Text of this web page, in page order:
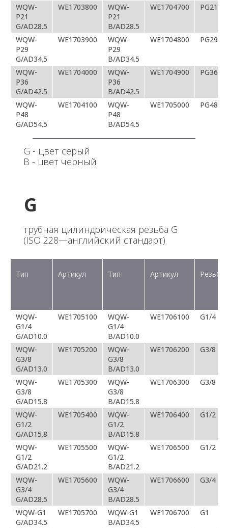
WQW-
P21
G/AD28.5
WE1703800
WQW-
P21
B/AD28.5
WE1704700 PG21
WQW-
P29
G/AD34.5
WE1703900
WQW-
P29
B/AD34.5
WE1704800 PG29
WQW-
P36
G/AD42.5
WE1704000
WQW-
P36
B/AD42.5
WE1704900 PG36
WQW-
P48
G/AD54.5
WE1704100
WQW-
P48
B/AD54.5
WE1705000 PG48
G
трубная цилиндрическая резьба G
(ISO 228—английский стандарт)
G - цвет серый
В - цвет черный
Тип Артикул Тип Артикул Резьба
WQW-
G1/4
G/AD10.0
WE1705100
WQW-
G1/4
B/AD10.0
WE1706100 G1/4
WQW-
G3/8
G/AD13.0
WE1705200
WQW-
G3/8
B/AD13.0
WE1706200 G3/8
WQW-
G3/8
G/AD15.8
WE1705300
WQW-
G3/8
B/AD15.8
WE1706300 G3/8
WQW-
G1/2
G/AD15.8
WE1705400
WQW-
G1/2
B/AD15.8
WE1706400 G1/2
WQW-
G1/2
G/AD21.2
WE1705500
WQW-
G1/2
B/AD21.2
WE1706500 G1/2
WQW-
G3/4
G/AD28.5
WE1705600
WQW-
G3/4
B/AD28.5
WE1706600 G3/4
WQW-G1
G/AD34.5
WE1705700
WQW-G1
B/AD34.5
WE1706700 G1